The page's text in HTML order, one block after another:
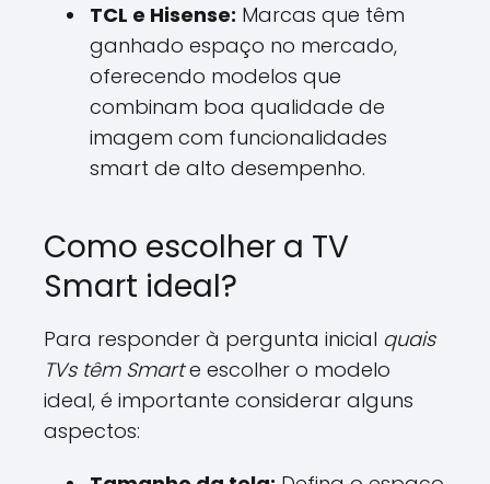
TCL e Hisense: Marcas que têm
ganhado espaço no mercado,
oferecendo modelos que
combinam boa qualidade de
imagem com funcionalidades
smart de alto desempenho.
Como escolher a TV
Smart ideal?
Para responder à pergunta inicial quais
TVs têm Smarte escolher o modelo
ideal, é importante considerar alguns
aspectos: